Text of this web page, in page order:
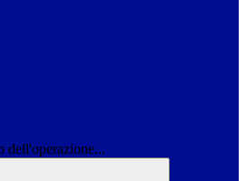
dell'operazione...